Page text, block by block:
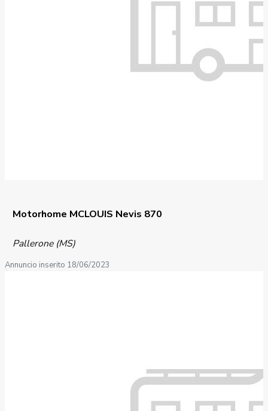
Motorhome MCLOUIS Nevis 870
Pallerone (MS)
Annuncio inserito 18/06/2023